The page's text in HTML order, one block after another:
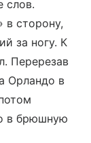
слов.
в сторону,
за ногу. К
Перерезав
Орландо в
в брюшную